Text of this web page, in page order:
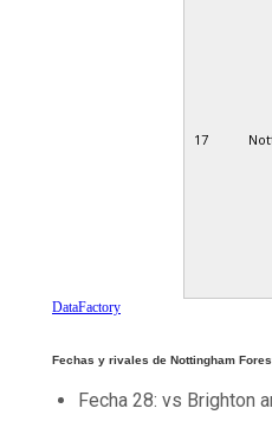
17
DataFactory
Fechas y rivales de Nottingham
Fecha 28: vs Brighton